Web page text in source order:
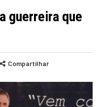
guerreira que
Compartilhar